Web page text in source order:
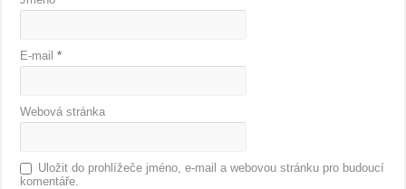
E-mail*
Webová stránka
Uložit do prohlížeče jméno, e-mail a webovou stránku pro budoucí
komentáře.